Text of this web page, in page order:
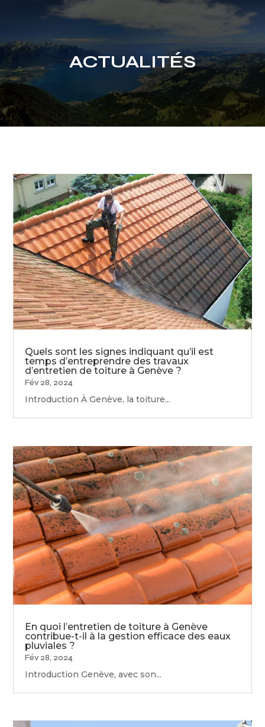
ACTUALITÉS
Quels sont les signes indiquant qu’il est
temps d’entreprendre des travaux
d’entretien de toiture à Genève ?
Fév 28, 2024
Introduction À Genève, la toiture...
En quoi l’entretien de toiture à Genève
contribue-t-il à la gestion efficace des eaux
pluviales ?
Fév 28, 2024
Introduction Genève, avec son...